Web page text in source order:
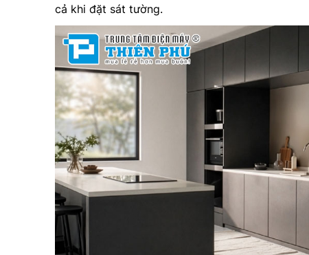
cả khi đặt sát tường.